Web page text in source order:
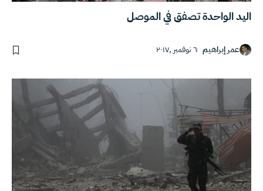
اليد الواحدة تصفق في الموصل
عمر إبراهيم ٦ نوفمبر ,٢٠١٧